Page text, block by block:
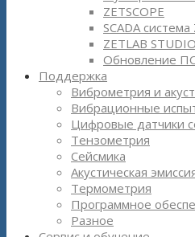
ZETSCOPE
SCADA
ZETLAB STUDIO
Обновление
Поддержка
Виброметрия и
Вибрационные
Цифровые датчики
Тензометрия
Сейсмика
Акустическая
Термометрия
Программное
Разное